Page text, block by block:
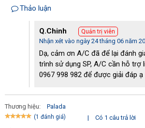
Thảo luận
Q.Chinh Quản trị viên
Nhận xét vào ngày 24 tháng 06 năm
Dạ, cảm ơn A/C đã để lại đánh
trình sử dụng SP, A/C cần hỗ trợ
0967 998 982 để được giải đáp ạ
Thương hiệu: Palada
(1 đánh giá) |
Có 1 câu trả lời